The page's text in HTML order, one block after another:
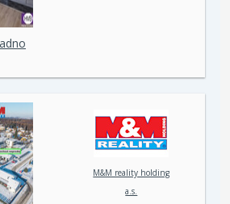
M&M reality holding
a.s.